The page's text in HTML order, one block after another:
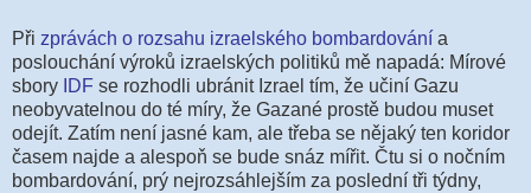
Při zprávách o rozsahu izraelského bombardování a
poslouchání výroků izraelských politiků mě napadá: Mírové
sbory IDF se rozhodli ubránit Izrael tím, že učiní Gazu
neobyvatelnou do té míry, že Gazané prostě budou muset
odejít. Zatím není jasné kam, ale třeba se nějaký ten koridor
časem najde a alespoň se bude snáz mířit. Čtu si o nočním
bombardování, prý nejrozsáhlejším za poslední tři týdny,